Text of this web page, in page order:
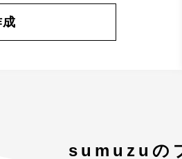
sumuzuの